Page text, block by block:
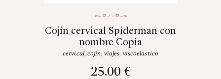
Cojín cervical Spiderman con
nombre Copia
cervical,cojin, viajes, viscoelastico
25.00 €